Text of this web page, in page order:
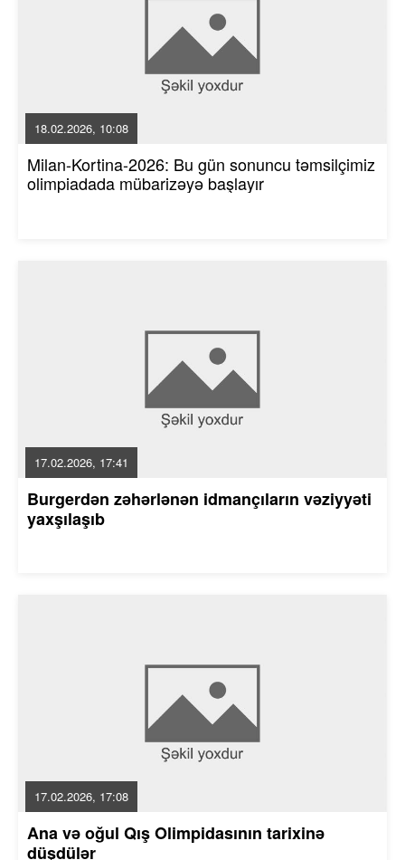
18.02.2026, 10:08
Milan-Kortina-2026: Bu gün sonuncu təmsilçimiz
olimpiadada mübarizəyə başlayır
17.02.2026, 17:41
Burgerdən zəhərlənən idmançıların vəziyyəti
yaxşılaşıb
17.02.2026, 17:08
Ana və oğul Qış Olimpidasının tarixinə
düşdülər